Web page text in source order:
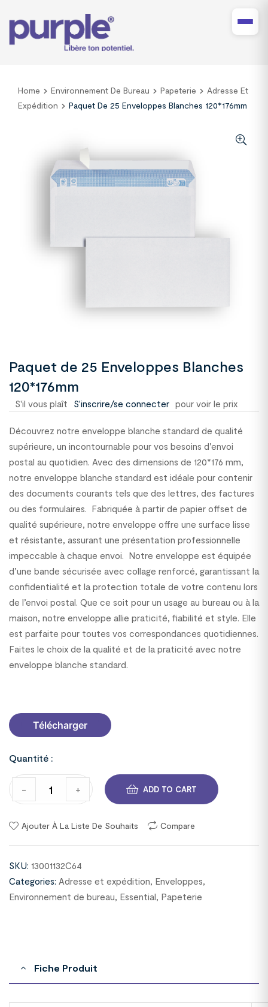
Home Environnement De Bureau Papeterie
Adresse Et
Expédition
Paquet De 25 Enveloppes Blanches 120*176mm
Paquet de 25 Enveloppes Blanches
120*176mm
S'il vous plaît S'inscrire/se connecter pour voir le prix
Découvrez notre enveloppe blanche standard de qualité
supérieure, un incontournable pour vos besoins d’envoi
postal au quotidien. Avec des dimensions de 120*176 mm,
notre enveloppe blanche standard est idéale pour contenir
des documents courants tels que des lettres, des factures
ou des formulaires. Fabriquée à partir de papier offset de
qualité supérieure, notre enveloppe offre une surface lisse
et résistante, assurant une présentation professionnelle
impeccable à chaque envoi. Notre enveloppe est équipée
d’une bande sécurisée avec collage renforcé, garantissant la
confidentialité et la protection totale de votre contenu lors
de l’envoi postal. Que ce soit pour un usage au bureau ou à la
maison, notre enveloppe allie praticité, fiabilité et style. Elle
est parfaite pour toutes vos correspondances quotidiennes.
Faites le choix de la qualité et de la praticité avec notre
enveloppe blanche standard.
Télécharger
Quantité :
- + ADD TO CART
Ajouter À La Liste De Souhaits Compare
SKU: 13001132C64
Categories: Adresse et expédition, Enveloppes,
Environnement de bureau, Essential, Papeterie
Fiche Produit